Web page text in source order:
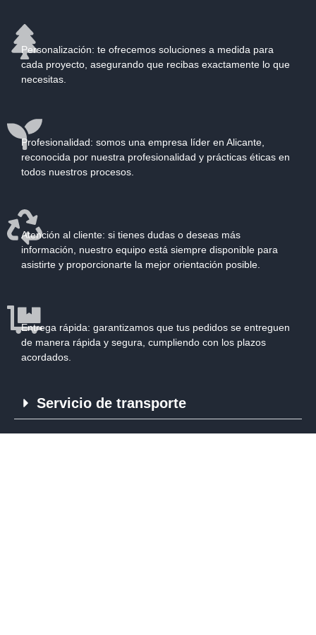
Personalización: te ofrecemos soluciones a medida para
cada proyecto, asegurando que recibas exactamente lo que
necesitas.
Profesionalidad: somos una empresa líder en Alicante,
reconocida por nuestra profesionalidad y prácticas éticas en
todos nuestros procesos.
Atención al cliente: si tienes dudas o deseas más
información, nuestro equipo está siempre disponible para
asistirte y proporcionarte la mejor orientación posible.
Entrega rápida: garantizamos que tus pedidos se entreguen
de manera rápida y segura, cumpliendo con los plazos
acordados.
Servicio de transporte